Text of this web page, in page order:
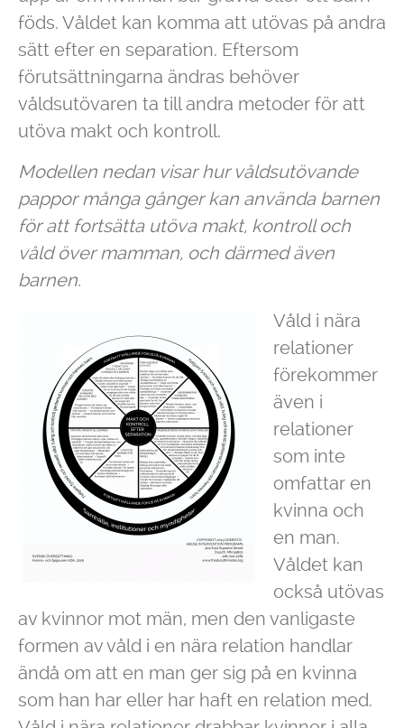
föds. Våldet kan komma att utövas på andra
sätt efter en separation. Eftersom
förutsättningarna ändras behöver
våldsutövaren ta till andra metoder för att
utöva makt och kontroll.
Modellen nedan visar hur våldsutövande
pappor många gånger kan använda barnen
för att fortsätta utöva makt, kontroll och
våld över mamman, och därmed även
barnen.
Våld i nära
relationer
förekommer
även i
relationer
som inte
omfattar en
kvinna och
en man.
Våldet kan
också utövas
av kvinnor mot män, men den vanligaste
formen av våld i en nära relation handlar
ändå om att en man ger sig på en kvinna
som han har eller har haft en relation med.